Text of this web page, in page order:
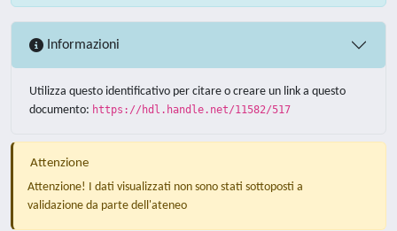
Informazioni
Utilizza questo identificativo per citare o creare un link a questo
documento: https://hdl.handle.net/11582/517
Attenzione
Attenzione! I dati visualizzati non sono stati sottoposti a
validazione da parte dell'ateneo